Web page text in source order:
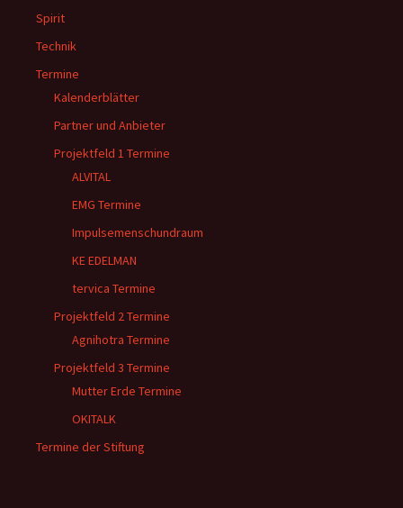
Spirit
Technik
Termine
Kalenderblätter
Partner und Anbieter
Projektfeld 1 Termine
ALVITAL
EMG Termine
Impulsemenschundraum
KE EDELMAN
tervica Termine
Projektfeld 2 Termine
Agnihotra Termine
Projektfeld 3 Termine
Mutter Erde Termine
OKITALK
Termine der Stiftung